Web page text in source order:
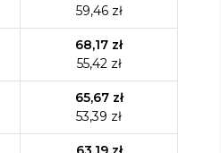
59,46 zł
68,17 zł
55,42 zł
65,67 zł
53,39 zł